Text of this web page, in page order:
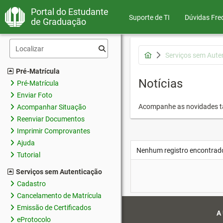
Portal do Estudante
de Graduação
Suporte de TI Dúvidas
Pré-Matrícula
Pré-Matrícula
Enviar Foto
Acompanhar Situação
Reenviar Documentos
Imprimir Comprovantes
Ajuda
Tutorial
Serviços sem Autenticação
Cadastro
Cancelamento de Matrícula
Emissão de Certificados
eProtocolo
Serviços sem
Notícias
Acompanhe as novidades
Nenhum registro
A